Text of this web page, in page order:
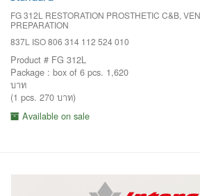
FG 312L RESTORATION PROSTHETIC C&B,
PREPARATION
837L ISO 806 314 112 524 010
Product # FG 312L
Package : box of 6 pcs. 1,620
บาท
(1 pcs. 270 บาท)
Available on sale